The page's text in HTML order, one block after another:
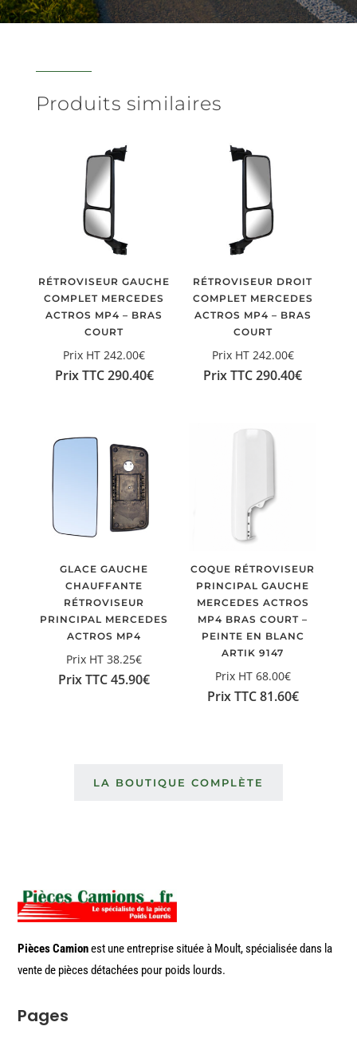
Produits similaires
RÉTROVISEUR GAUCHE
COMPLET MERCEDES
ACTROS MP4 – BRAS
COURT
Prix HT242.00€
Prix TTC290.40€
RÉTROVISEUR DROIT
COMPLET MERCEDES
ACTROS MP4 – BRAS
COURT
Prix HT 242.00€
Prix TTC290.40€
GLACE GAUCHE
CHAUFFANTE
RÉTROVISEUR
PRINCIPAL MERCEDES
ACTROS MP4
Prix HT38.25€
Prix TTC45.90€
COQUE RÉTROVISEUR
PRINCIPAL GAUCHE
MERCEDES ACTROS
MP4 BRAS COURT –
PEINTE EN BLANC
ARTIK 9147
Prix HT 68.00€
Prix TTC81.60€
LA BOUTIQUE COMPLÈTE
Pièces Camionest une entreprise située à Moult, spécialisée dans la
vente de pièces détachées pour poids lourds.
Pages